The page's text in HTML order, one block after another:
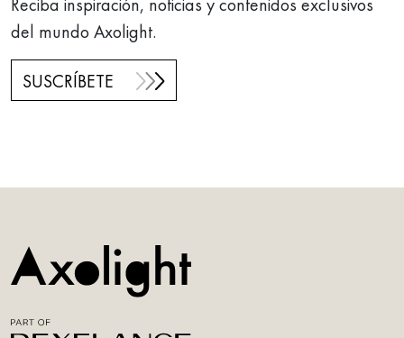
del mundo Axolight.
SUSCRÍBETE